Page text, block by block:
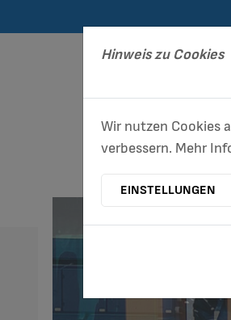
Hinweis zu Cookies
Wir nutzen Cookies
verbessern. Mehr
EINSTELLUNGEN